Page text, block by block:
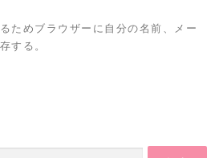
ためブラウザーに自分の名前、メー
する。